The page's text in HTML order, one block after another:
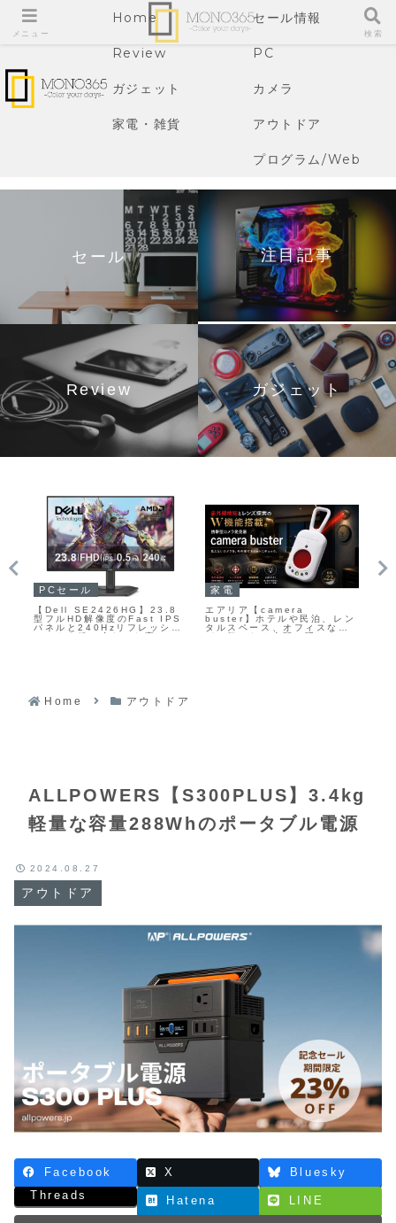
Home セール情報
Review PC
ガジェット カメラ
家電・雑貨 アウトドア
プログラム/Web
セール 注目記事
Review ガジェット
PCセール
【Pixio PX24Q Pro】23.8
型のコンパクトな筐体に
WQHD解像度と180Hzリフレ
ッシュレート、Fast IPSパネ
アウトドア
EcoFlow【EcoFlow 110W
軽量両面ソーラーパネル】約
3.3kgの軽量設計と両面受光
による高効率発電を両立した
Home アウトドア
ALLPOWERS【S300PLUS】3.4kg
軽量な容量288Whのポータブル電源
アウトドア
2024.08.27
Facebook X
Bluesky
Threads
Hatena LINE
メニュー 検索